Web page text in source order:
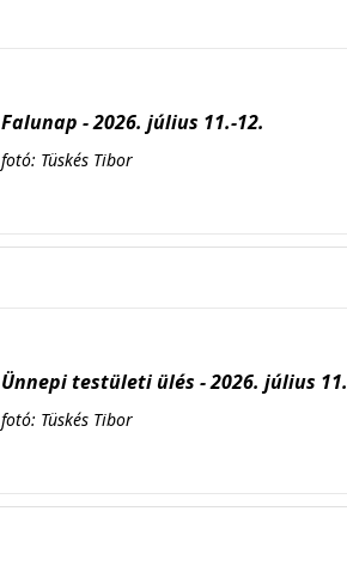
Falunap - 2026. július 11.-12.
fotó: Tüskés Tibor
Ünnepi testületi ülés - 2026. július 11.
fotó: Tüskés Tibor